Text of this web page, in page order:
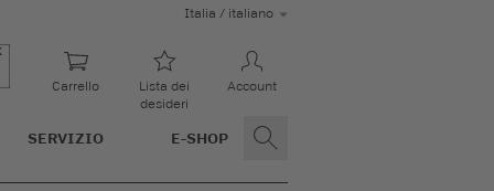
Italia / italiano
Carrello
Lista dei
desideri
Account
SERVIZIO E-SHOP